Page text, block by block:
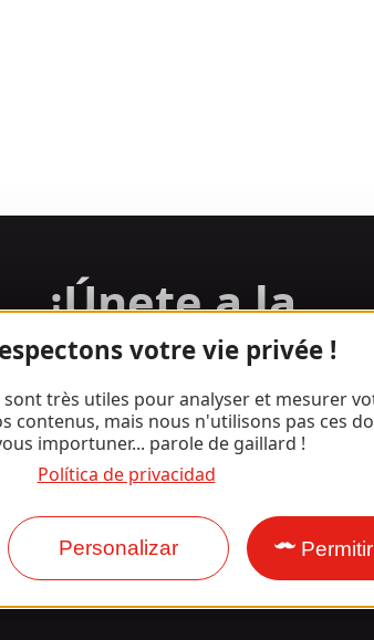
votre vie privée !
sont très utiles pour analyser et mesurer
contenus, mais nous n'utilisons pas ces
importuner... parole de gaillard !
Política de privacidad
Personalizar
¡Únete a la
pandilla